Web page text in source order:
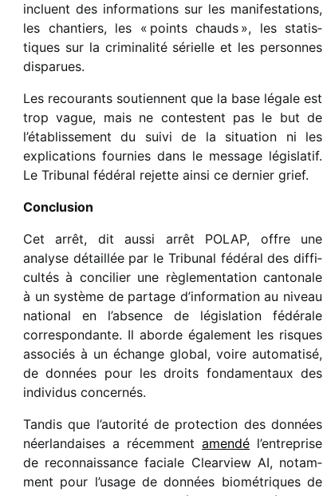
incluent des infor­ma­tions sur les mani­fes­ta­tions,
les chan­tiers, les « points chauds », les statis­
tiques sur la crimi­na­lité sérielle et les personnes
disparues.
Les recou­rants soutiennent que la base légale est
trop vague, mais ne contestent pas le but de
l’établissement du suivi de la situa­tion ni les
expli­ca­tions four­nies dans le message légis­la­tif.
Le Tribunal fédé­ral rejette ainsi ce dernier grief.
Conclusion
Cet arrêt, dit aussi arrêt POLAP, offre une
analyse détaillée par le Tribunal fédé­ral des diffi­
cul­tés à conci­lier une règle­men­ta­tion canto­nale
à un système de partage d’information au niveau
natio­nal en l’absence de légis­la­tion fédé­rale
corres­pon­dante. Il aborde égale­ment les risques
asso­ciés à un échange global, voire auto­ma­tisé,
de données pour les droits fonda­men­taux des
indi­vi­dus concernés.
Tandis que l’autorité de protec­tion des données
néer­lan­daises a récem­ment amendé l’entreprise
de recon­nais­sance faciale Clearview AI, notam­
ment pour l’usage de données biomé­triques de